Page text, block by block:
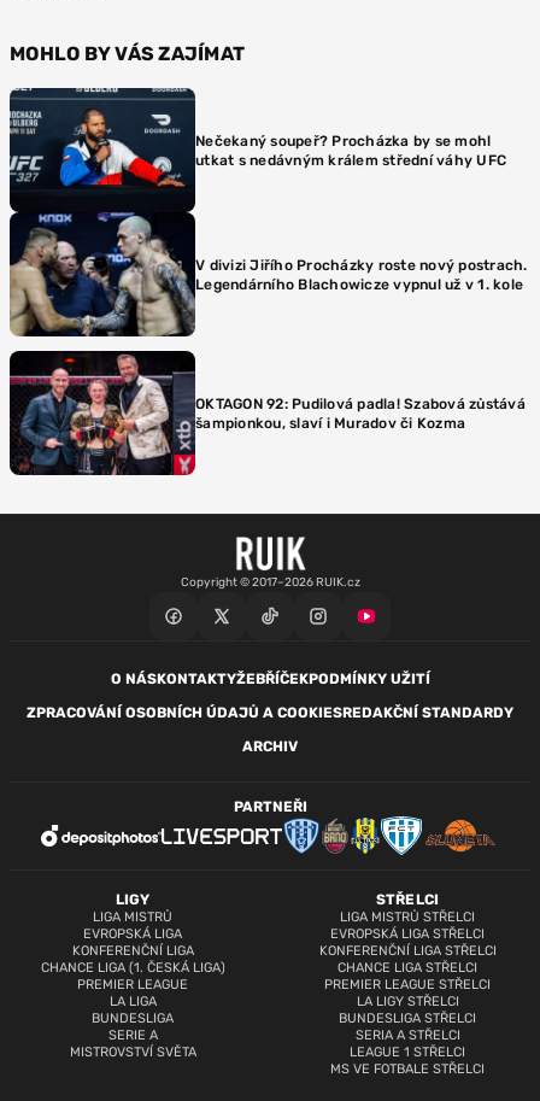
MOHLO BY VÁS ZAJÍMAT
Nečekaný soupeř? Procházka by se mohl
utkat s nedávným králem střední váhy UFC
V divizi Jiřího Procházky roste nový postrach.
Legendárního Blachowicze vypnul už v 1. kole
OKTAGON 92: Pudilová padla! Szabová zůstává
šampionkou, slaví i Muradov či Kozma
Copyright © 2017–2026 RUIK.cz
O NÁSKONTAKTYŽEBŘÍČEKPODMÍNKY UŽITÍ
ZPRACOVÁNÍ OSOBNÍCH ÚDAJŮ A COOKIESREDAKČNÍ STANDARDY
ARCHIV
LIGY
LIGA MISTRŮ
EVROPSKÁ LIGA
KONFERENČNÍ LIGA
CHANCE LIGA (1. ČESKÁ LIGA)
PREMIER LEAGUE
LA LIGA
BUNDESLIGA
SERIE A
MISTROVSTVÍ SVĚTA
STŘELCI
LIGA MISTRŮ STŘELCI
EVROPSKÁ LIGA STŘELCI
KONFERENČNÍ LIGA STŘELCI
CHANCE LIGA STŘELCI
PREMIER LEAGUE STŘELCI
LA LIGY STŘELCI
BUNDESLIGA STŘELCI
SERIA A STŘELCI
LEAGUE 1 STŘELCI
MS VE FOTBALE STŘELCI
PARTNEŘI